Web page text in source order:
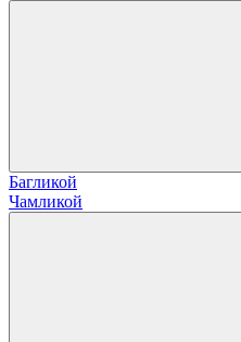
Багликой
Чамликой